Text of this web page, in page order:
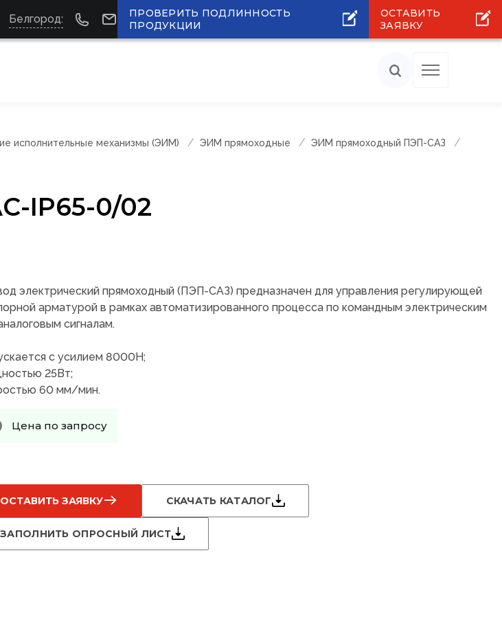
Белгород:
ПРОВЕРИТЬ ПОДЛИННОСТЬ
ПРОДУКЦИИ
ОСТАВИТЬ
ЗАЯВКУ
исполнительные механизмы (ЭИМ) ЭИМ прямоходные
ЭИМ прямоходный ПЭП-САЗ
IP65-0/02
электрический прямоходный (ПЭП-САЗ) предназначен для управления регулирующей
арматурой в рамках автоматизированного процесса по командным электрическим
сигналам.
с усилием 8000Н;
25Вт;
60 мм/мин.
Цена по запросу
ОСТАВИТЬ ЗАЯВКУ СКАЧАТЬ КАТАЛОГ
ЗАПОЛНИТЬ ОПРОСНЫЙ ЛИСТ